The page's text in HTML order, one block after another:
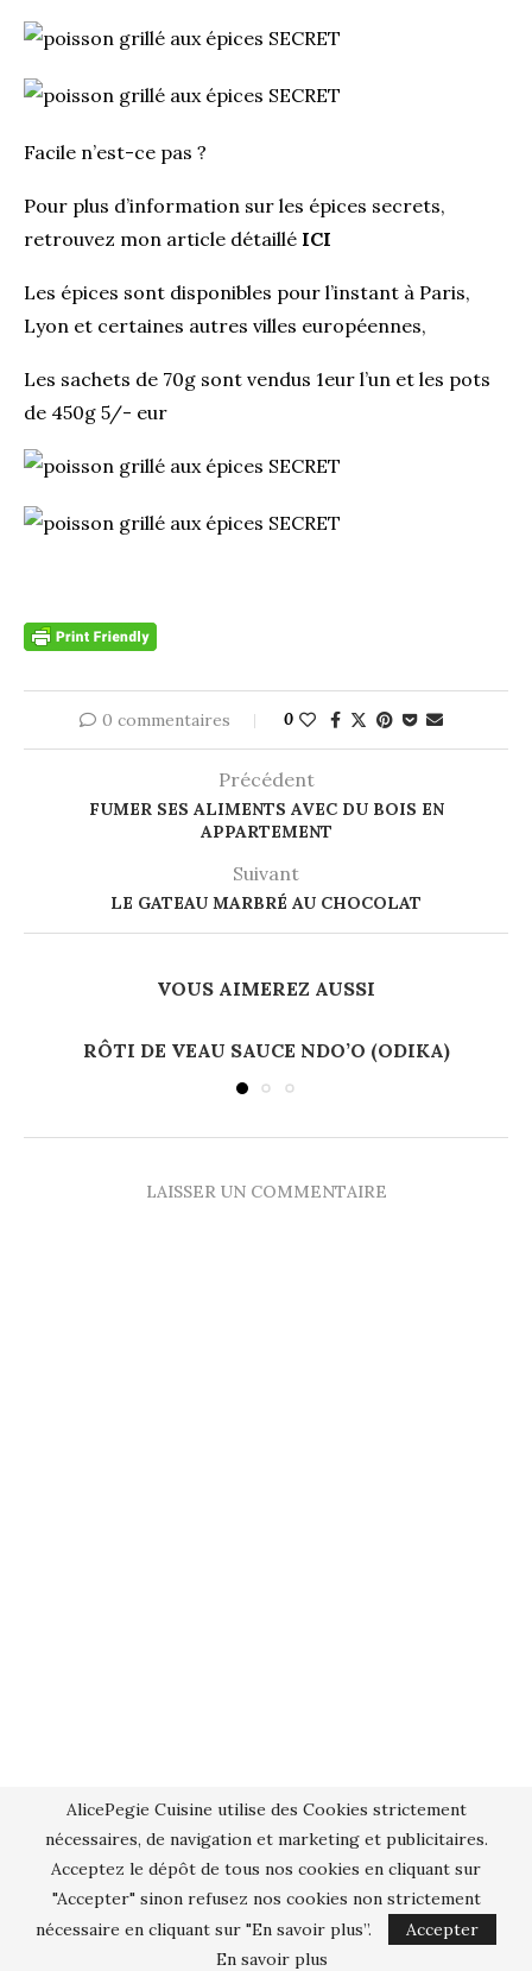
Facile n’est-ce pas ?
Pour plus d’information sur les épices secrets,
retrouvez mon article détaillé ICI
Les épices sont disponibles pour l’instant à Paris,
Lyon et certaines autres villes européennes,
Les sachets de 70g sont vendus 1eur l’un et les pots
de 450g 5/- eur
0 commentaires 0
Précédent
FUMER SES ALIMENTS AVEC DU BOIS EN
APPARTEMENT
Suivant
LE GATEAU MARBRÉ AU CHOCOLAT
VOUS AIMEREZ AUSSI
RÔTI DE VEAU SAUCE NDO’O (ODIKA)
LAISSER UN COMMENTAIRE
AlicePegie Cuisine utilise des Cookies strictement
nécessaires, de navigation et marketing et publicitaires.
Acceptez le dépôt de tous nos cookies en cliquant sur
"Accepter" sinon refusez nos cookies non strictement
nécessaire en cliquant sur "En savoir plus”.
Accepter
En savoir plus